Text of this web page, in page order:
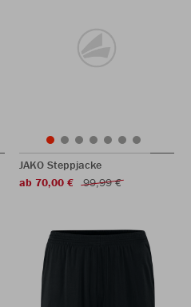
JAKO Steppjacke
ab 70,00 €
99,99 €